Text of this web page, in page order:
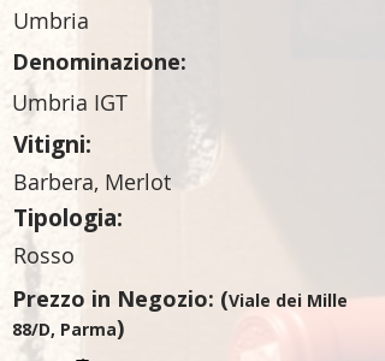
Umbria
Denominazione:
Umbria IGT
Vitigni:
Barbera, Merlot
Tipologia:
Rosso
Prezzo in Negozio: (Viale dei Mille
88/D, Parma)